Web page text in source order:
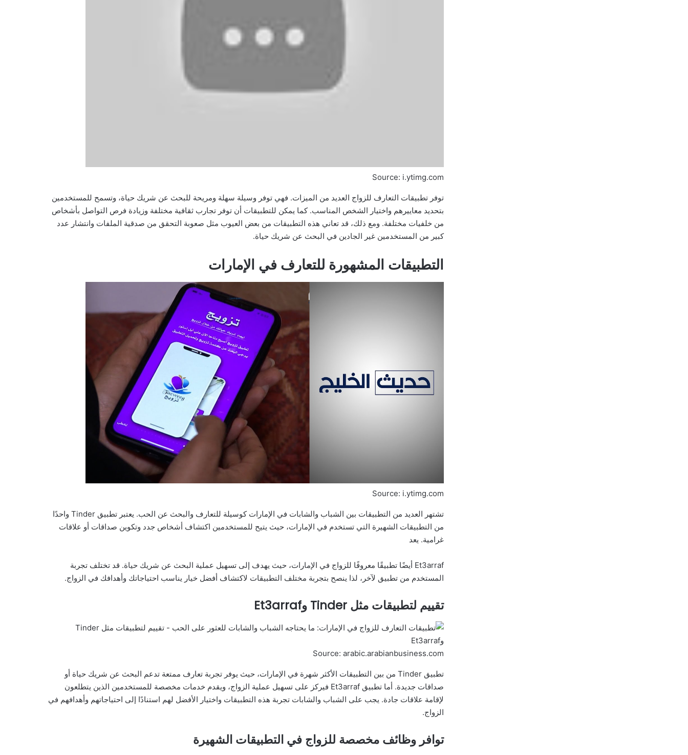
Source: i.ytimg.com
توفر تطبيقات التعارف للزواج العديد من الميزات. فهي توفر وسيلة سهلة ومريحة للبحث عن شريك حياة، وتسمح للمستخدمين
بتحديد معاييرهم واختيار الشخص المناسب. كما يمكن للتطبيقات أن توفر تجارب ثقافية مختلفة وزيادة فرص التواصل بأشخاص
من خلفيات مختلفة. ومع ذلك، قد تعاني هذه التطبيقات من بعض العيوب مثل صعوبة التحقق من صدقية الملفات وانتشار عدد
كبير من المستخدمين غير الجادين في البحث عن شريك حياة.
التطبيقات المشهورة للتعارف في الإمارات
Source: i.ytimg.com
تشتهر العديد من التطبيقات بين الشباب والشابات في الإمارات كوسيلة للتعارف والبحث عن الحب. يعتبر تطبيق Tinder واحدًا
من التطبيقات الشهيرة التي تستخدم في الإمارات، حيث يتيح للمستخدمين اكتشاف أشخاص جدد وتكوين صداقات أو علاقات
غرامية. يعد
Et3arraf أيضًا تطبيقًا معروفًا للزواج في الإمارات، حيث يهدف إلى تسهيل عملية البحث عن شريك حياة. قد تختلف تجربة
المستخدم من تطبيق لآخر، لذا ينصح بتجربة مختلف التطبيقات لاكتشاف أفضل خيار يناسب احتياجاتك وأهدافك في الزواج.
تقييم لتطبيقات مثل Tinder وEt3arraf
Source: arabic.arabianbusiness.com
تطبيق Tinder من بين التطبيقات الأكثر شهرة في الإمارات، حيث يوفر تجربة تعارف ممتعة تدعم البحث عن شريك حياة أو
صداقات جديدة. أما تطبيق Et3arraf فيركز على تسهيل عملية الزواج، ويقدم خدمات مخصصة للمستخدمين الذين يتطلعون
لإقامة علاقات جادة. يجب على الشباب والشابات تجربة هذه التطبيقات واختيار الأفضل لهم استنادًا إلى احتياجاتهم وأهدافهم في
الزواج.
توافر وظائف مخصصة للزواج في التطبيقات الشهيرة